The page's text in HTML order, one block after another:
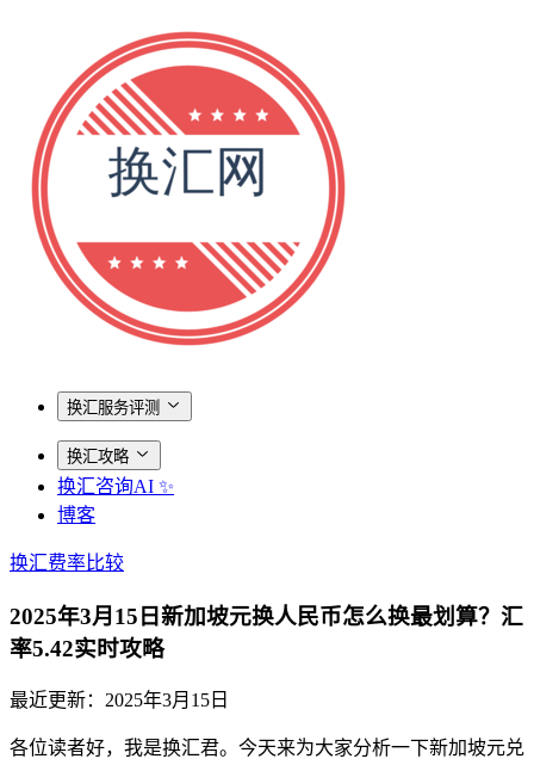
换汇服务评测
换汇攻略
换汇咨询AI ✨
博客
换汇费率比较
2025年3月15日新加坡元换人民币怎么换最划算？汇
率5.42实时攻略
最近更新： 2025年3月15日
各位读者好，我是换汇君。今天来为大家分析一下新加坡元兑